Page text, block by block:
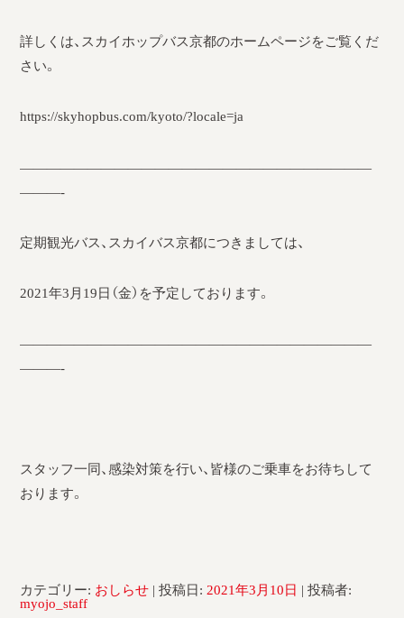
詳しくは、スカイホップバス京都のホームページをご覧くだ
さい。
https://skyhopbus.com/kyoto/?locale=ja
——————————————————————————
———-
定期観光バス、スカイバス京都につきましては、
2021年3月19日（金）を予定しております。
——————————————————————————
———-
スタッフ一同、感染対策を行い、皆様のご乗車をお待ちして
おります。
カテゴリー: おしらせ | 投稿日: 2021年3月10日 |投稿者:
myojo_staff